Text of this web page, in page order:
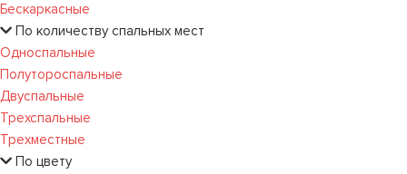
Бескаркасные
По количеству спальных мест
Односпальные
Полутороспальные
Двуспальные
Трехспальные
Трехместные
По цвету